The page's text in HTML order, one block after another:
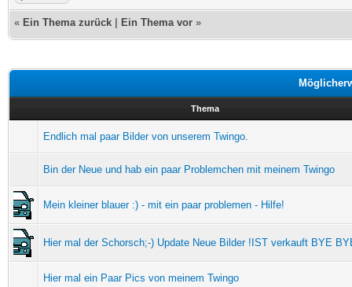
« Ein Thema zurück Ein Thema vor »
Thema
Endlich mal paar Bilder von unserem Twingo.
Bin der Neue und hab ein paar Problemchen mit meinem Twingo
Mein kleiner blauer :) - mit ein paar problemen - Hilfe!
Hier mal der Schorsch;-) Update Neue Bilder !IST verkauft BYE
Hier mal ein Paar Pics von meinem Twingo